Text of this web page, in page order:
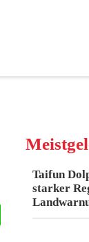
Taifun
starker